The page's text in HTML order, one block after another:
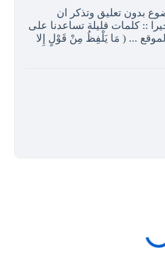
بدون تعليق وتذكر ان
:: كلمات قليلة تساعدنا على
... ( مَا يَلْفِظُ مِنْ قَوْلٍ إِلا